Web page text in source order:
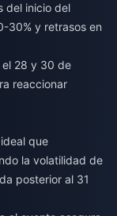
del inicio del
30% y retrasos en
el 28 y 30 de
reaccionar
que
la volatilidad de
posterior al 31